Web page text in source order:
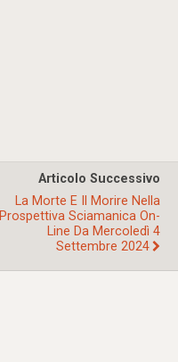
Articolo Successivo
La Morte E Il Morire Nella
Prospettiva Sciamanica On-
Line Da Mercoledì 4
Settembre 2024